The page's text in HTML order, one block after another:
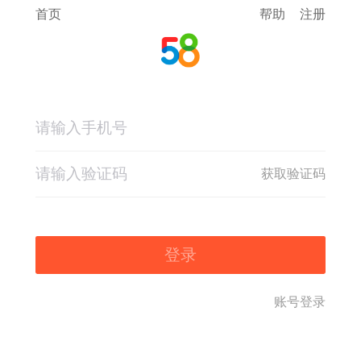
首页 帮助 注册
获取验证码
登录
账号登录